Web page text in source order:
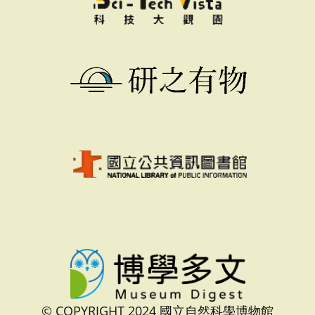
© COPYRIGHT 2024 國立自然科學博物館